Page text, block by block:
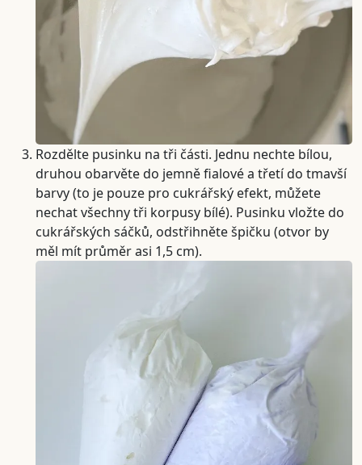
Rozdělte pusinku na tři části. Jednu nechte bílou,
druhou obarvěte do jemně fialové a třetí do tmavší
barvy (to je pouze pro cukrářský efekt, můžete
nechat všechny tři korpusy bílé). Pusinku vložte do
cukrářských sáčků, odstřihněte špičku (otvor by
měl mít průměr asi 1,5 cm).